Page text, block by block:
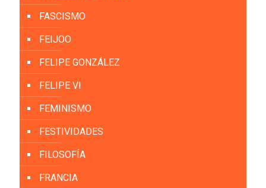
FASCISMO
FEIJOO
FELIPE GONZÁLEZ
FELIPE VI
FEMINISMO
FESTIVIDADES
FILOSOFÍA
FRANCIA